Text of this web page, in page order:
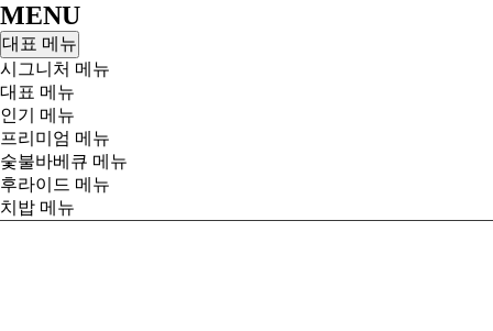
MENU
대표 메뉴
시그니처 메뉴
대표 메뉴
인기 메뉴
프리미엄 메뉴
숯불바베큐 메뉴
후라이드 메뉴
치밥 메뉴